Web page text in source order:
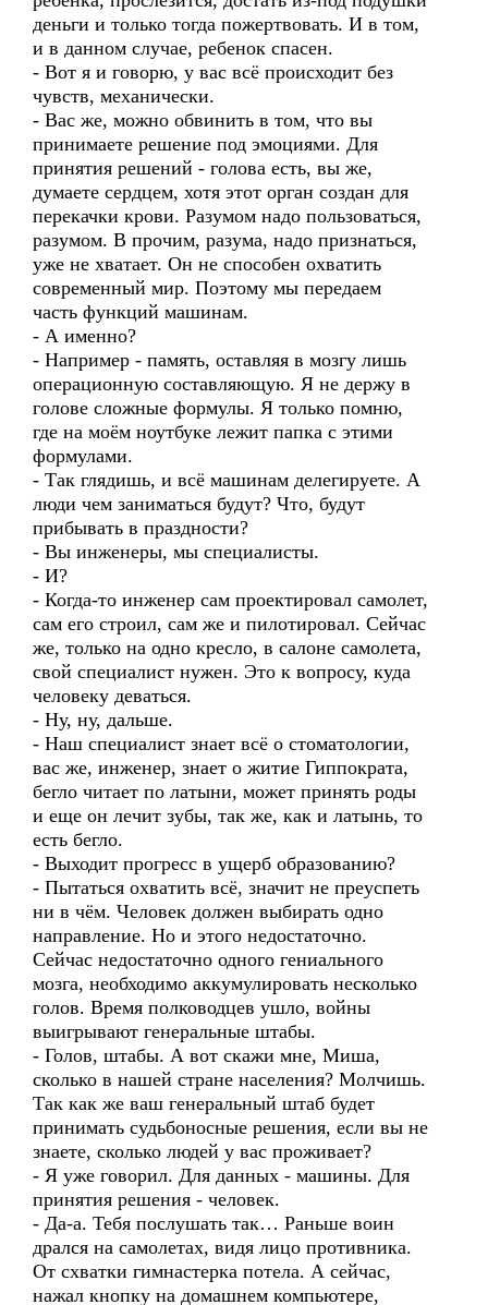
деньги и только тогда пожертвовать. И в том,
и в данном случае, ребенок спасен.
- Вот я и говорю, у вас всё происходит без
чувств, механически.
- Вас же, можно обвинить в том, что вы
принимаете решение под эмоциями. Для
принятия решений - голова есть, вы же,
думаете сердцем, хотя этот орган создан для
перекачки крови. Разумом надо пользоваться,
разумом. В прочим, разума, надо признаться,
уже не хватает. Он не способен охватить
современный мир. Поэтому мы передаем
часть функций машинам.
- А именно?
- Например - память, оставляя в мозгу лишь
операционную составляющую. Я не держу в
голове сложные формулы. Я только помню,
где на моём ноутбуке лежит папка с этими
формулами.
- Так глядишь, и всё машинам делегируете. А
люди чем заниматься будут? Что, будут
прибывать в праздности?
- Вы инженеры, мы специалисты.
- И?
- Когда-то инженер сам проектировал самолет,
сам его строил, сам же и пилотировал. Сейчас
же, только на одно кресло, в салоне самолета,
свой специалист нужен. Это к вопросу, куда
человеку деваться.
- Ну, ну, дальше.
- Наш специалист знает всё о стоматологии,
вас же, инженер, знает о житие Гиппократа,
бегло читает по латыни, может принять роды
и еще он лечит зубы, так же, как и латынь, то
есть бегло.
- Выходит прогресс в ущерб образованию?
- Пытаться охватить всё, значит не преуспеть
ни в чём. Человек должен выбирать одно
направление. Но и этого недостаточно.
Сейчас недостаточно одного гениального
мозга, необходимо аккумулировать несколько
голов. Время полководцев ушло, войны
выигрывают генеральные штабы.
- Голов, штабы. А вот скажи мне, Миша,
сколько в нашей стране населения? Молчишь.
Так как же ваш генеральный штаб будет
принимать судьбоносные решения, если вы не
знаете, сколько людей у вас проживает?
- Я уже говорил. Для данных - машины. Для
принятия решения - человек.
- Да-а. Тебя послушать так… Раньше воин
дрался на самолетах, видя лицо противника.
От схватки гимнастерка потела. А сейчас,
нажал кнопку на домашнем компьютере,